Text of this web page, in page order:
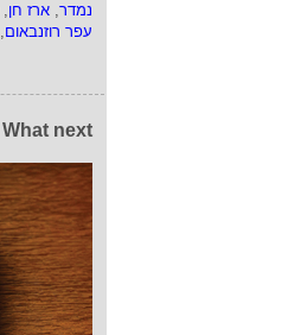
נמדר, ארז חן,
עפר רוזנבאום,
What next